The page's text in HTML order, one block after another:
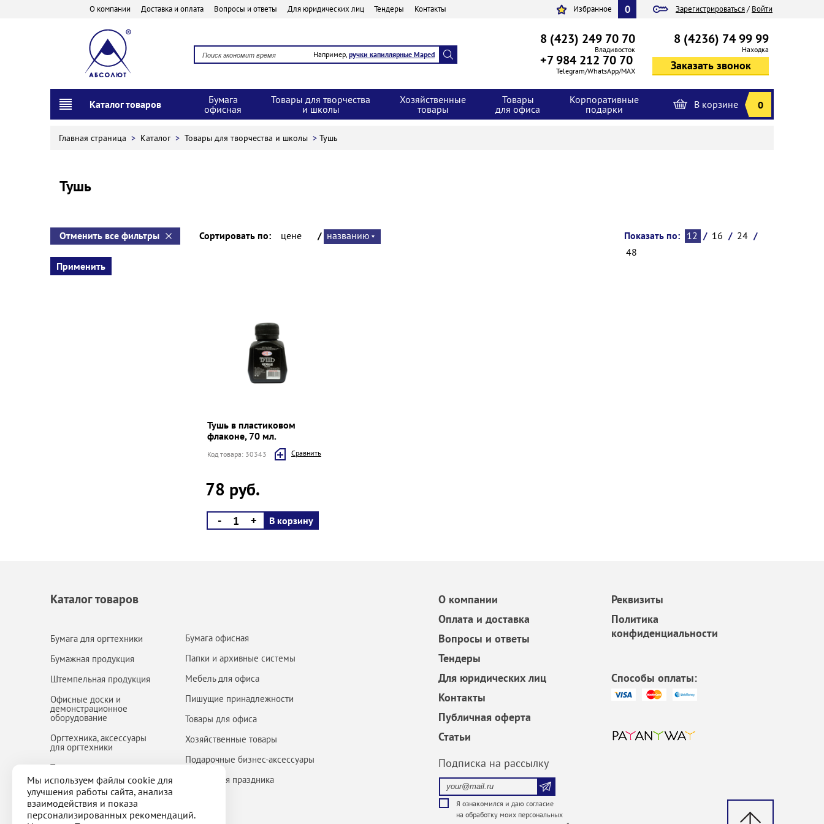
О компании Доставка и оплата Вопросы и ответы Для юридических лиц Тендеры Контакты Зарегистрироваться/ Войти
Избранное 0
Например, ручки капиллярные Maped
8 (423) 249 70 70
Владивосток
+7 984 212 70 70
Telegram/WhatsApp/MAX
8 (4236) 74 99 99
Находка
Каталог товаров
Бумага
офисная
Товары для творчества
и школы
Хозяйственные
товары
Товары
для офиса
Корпоративные
подарки
В корзине 0
Главная страница > Каталог > Товары для творчества и школы > Тушь
Тушь
Отменить все фильтры Сортировать по: цене / названию Показать по: 12 / 16 / 24 /
48
Тушь в пластиковом
флаконе, 70 мл.
Код товара: 30343 Cравнить
78 руб.
- + В корзину
Каталог товаров
Бумага для оргтехники
Бумажная продукция
Штемпельная продукция
Офисные доски и
демонстрационное
оборудование
Оргтехника, аксессуары
для оргтехники
Товары для творчества и
школы
Кофе-брейк
Распродажа
Бумага офисная
Папки и архивные системы
Мебель для офиса
Пишущие принадлежности
Товары для офиса
Хозяйственные товары
Подарочные бизнес-аксессуары
Товары для праздника
О компании
Оплата и доставка
Вопросы и ответы
Тендеры
Для юридических лиц
Контакты
Публичная оферта
Статьи
Подписка на рассылку
Я ознакомился и даю согласие
на обработку моих персональных
Реквизиты
Политика
конфиденциальности
Способы оплаты:
Мы используем файлы cookie для
улучшения работы сайта, анализа
взаимодействия и показа
персонализированных рекомендаций.